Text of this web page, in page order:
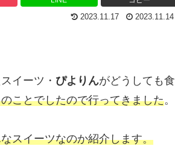
2023.11.17 2023.11.14
イーツ・ ぴよりんがどうしても食
ことでしたので行ってきました。
スイーツなのか紹介します。